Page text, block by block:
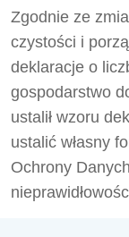
Zgodnie ze
czystości i
deklaracje o
gospodarstwo
ustalił wzoru
ustalić własny
Ochrony